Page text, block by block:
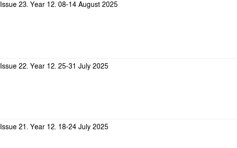
Issue 23. Year 12. 08-14 August 2025
Issue 22. Year 12. 25-31 July 2025
Issue 21. Year 12. 18-24 July 2025